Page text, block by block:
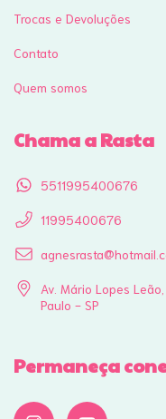
Trocas e Devoluções
Contato
Quem somos
Chama a Rasta
5511995400676
11995400676
Av. Mário Lopes
Paulo - SP
Permaneça